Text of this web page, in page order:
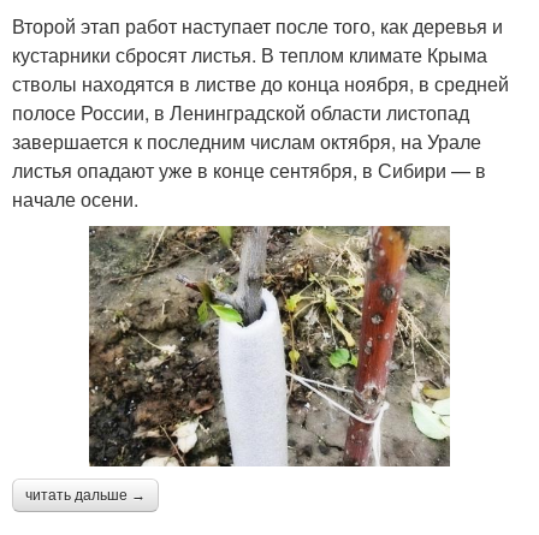
Второй этап работ наступает после того, как деревья и
кустарники сбросят листья. В теплом климате Крыма
стволы находятся в листве до конца ноября, в средней
полосе России, в Ленинградской области листопад
завершается к последним числам октября, на Урале
листья опадают уже в конце сентября, в Сибири — в
начале осени.
читать дальше →